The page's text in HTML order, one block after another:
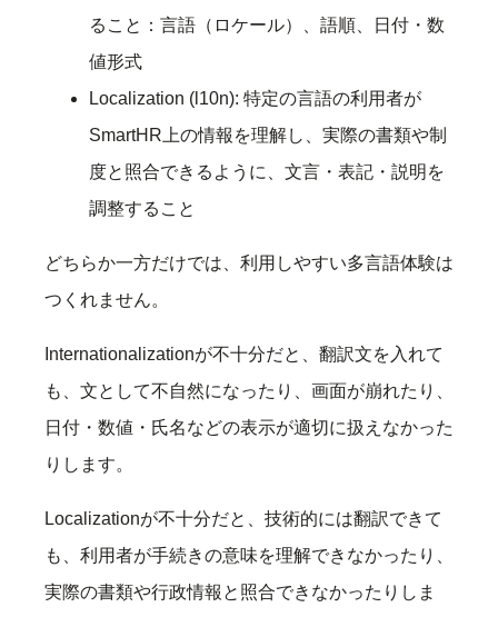
ること：言語（ロケール）、語順、日付・数
値形式
Localization (l10n): 特定の言語の利用者が
SmartHR上の情報を理解し、実際の書類や制
度と照合できるように、文言・表記・説明を
調整すること
どちらか一方だけでは、利用しやすい多言語体験は
つくれません。
Internationalizationが不十分だと、翻訳文を入れて
も、文として不自然になったり、画面が崩れたり、
日付・数値・氏名などの表示が適切に扱えなかった
りします。
Localizationが不十分だと、技術的には翻訳できて
も、利用者が手続きの意味を理解できなかったり、
実際の書類や行政情報と照合できなかったりしま